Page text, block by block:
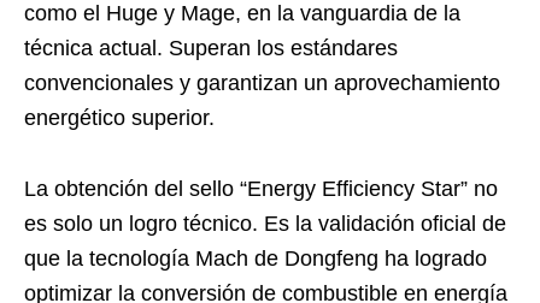
como el Huge y Mage, en la vanguardia de la
técnica actual. Superan los estándares
convencionales y garantizan un aprovechamiento
energético superior.
La obtención del sello “Energy Efficiency Star” no
es solo un logro técnico. Es la validación oficial de
que la tecnología Mach de Dongfeng ha logrado
optimizar la conversión de combustible en energía